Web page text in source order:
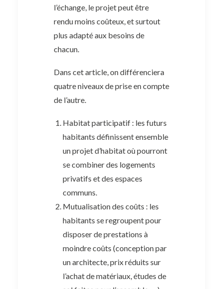
l’échange, le projet peut être
rendu moins coûteux, et surtout
plus adapté aux besoins de
chacun.
Dans cet article, on différenciera
quatre niveaux de prise en compte
de l’autre.
Habitat participatif : les futurs
habitants définissent ensemble
un projet d’habitat où pourront
se combiner des logements
privatifs et des espaces
communs.
Mutualisation des coûts : les
habitants se regroupent pour
disposer de prestations à
moindre coûts (conception par
un architecte, prix réduits sur
l’achat de matériaux, études de